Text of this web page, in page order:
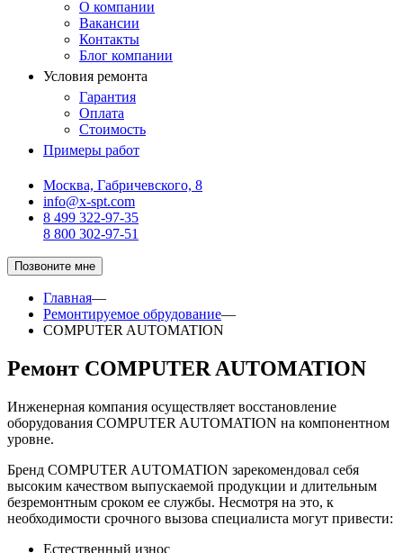
О компании
Вакансии
Контакты
Блог компании
Условия ремонта
Гарантия
Оплата
Стоимость
Примеры работ
Москва, Габричевского, 8
info@x-spt.com
8 499 322-97-35
8 800 302-97-51
Позвоните мне
Главная—
Ремонтируемое обрудование—
COMPUTER AUTOMATION
Ремонт COMPUTER AUTOMATION
Инженерная компания осуществляет восстановление
оборудования COMPUTER AUTOMATION на компонентном
уровне.
Бренд COMPUTER AUTOMATION зарекомендовал себя
высоким качеством выпускаемой продукции и длительным
безремонтным сроком ее службы. Несмотря на это, к
необходимости срочного вызова специалиста могут привести:
Естественный износ